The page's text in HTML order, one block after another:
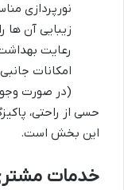
نورپردازی
زیبایی آن ها
رعایت
امکانات
(در صورت
حسی از راحتی،
این بخش است.
خدمات